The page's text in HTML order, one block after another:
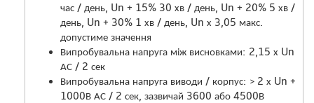
час / день, Un + 15% 30 хв / день, Un + 20% 5 хв /
день, Un + 30% 1 хв / день, Un х 3,05 макс.
допустиме значення
Випробувальна напруга між висновками: 2,15 х Un
АС / 2 сек
Випробувальна напруга виводи / корпус: ˃ 2 х Un +
1000В АС / 2 сек, зазвичай 3600 або 4500В